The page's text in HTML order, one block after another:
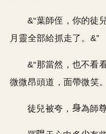
&“葉師侄，你的徒
月靈全部給抓走了。&”
&“那當然，也不看
微微昂頭道，面帶微笑。
徒兒被夸， 為師